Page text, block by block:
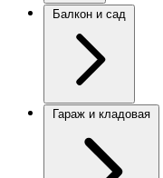
Балкон и сад
Гараж и кладовая